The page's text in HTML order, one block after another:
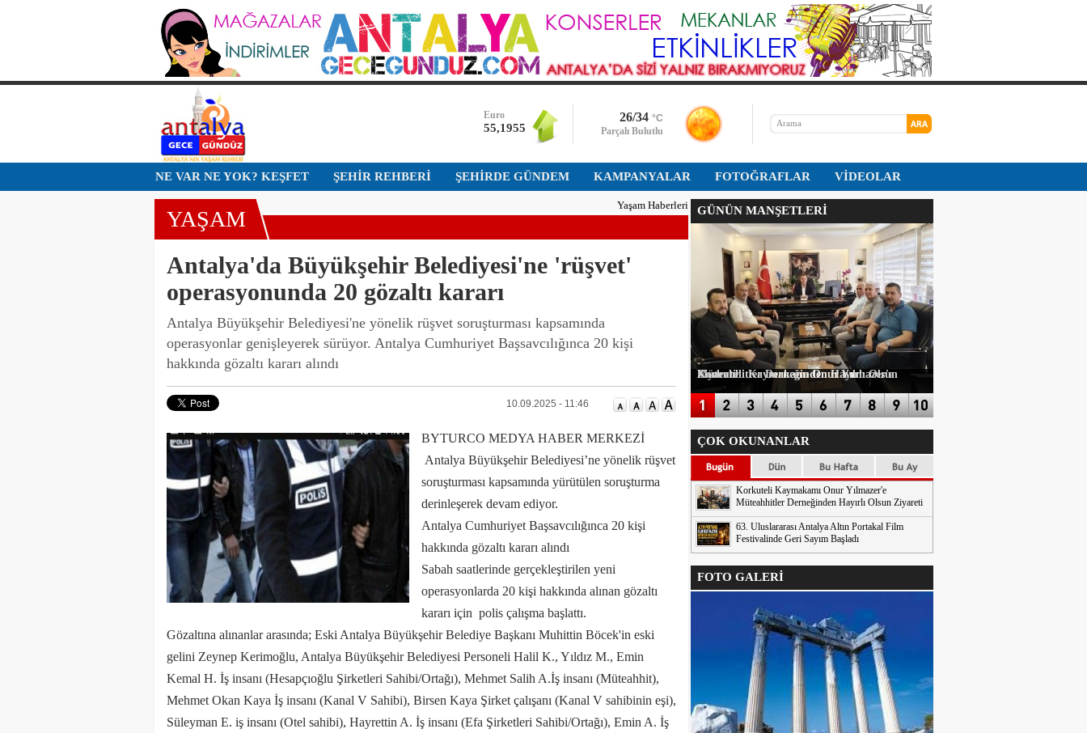
Dolar
47,7024
Euro
55,1955
Altın
6.677,601
Bist-100
13.779,390
26/34 °C
Parçalı Bulutlu
NE VAR NE YOK? KEŞFET ŞEHİR REHBERİ ŞEHİRDE GÜNDEM KAMPANYALAR FOTOĞRAFLAR VİDEOLAR
Yaşam Haberleri
YAŞAM
Antalya'da Büyükşehir Belediyesi'ne 'rüşvet'
operasyonunda 20 gözaltı kararı
Antalya Büyükşehir Belediyesi'ne yönelik rüşvet soruşturması kapsamında
operasyonlar genişleyerek sürüyor. Antalya Cumhuriyet Başsavcılığınca 20 kişi
hakkında gözaltı kararı alındı
10.09.2025 - 11:46
BYTURCO MEDYA HABER MERKEZİ
Antalya Büyükşehir Belediyesi’ne yönelik rüşvet
soruşturması kapsamında yürütülen soruşturma
derinleşerek devam ediyor.
Antalya Cumhuriyet Başsavcılığınca 20 kişi
hakkında gözaltı kararı alındı
Sabah saatlerinde gerçekleştirilen yeni
operasyonlarda 20 kişi hakkında alınan gözaltı
kararı için polis çalışma başlattı.
Gözaltına alınanlar arasında; Eski Antalya Büyükşehir Belediye Başkanı Muhittin Böcek'in eski
gelini Zeynep Kerimoğlu, Antalya Büyükşehir Belediyesi Personeli Halil K., Yıldız M., Emin
Kemal H. İş insanı (Hesapçıoğlu Şirketleri Sahibi/Ortağı), Mehmet Salih A.İş insanı (Müteahhit),
Mehmet Okan Kaya İş insanı (Kanal V Sahibi), Birsen Kaya Şirket çalışanı (Kanal V sahibinin eşi),
Süleyman E. iş insanı (Otel sahibi), Hayrettin A. İş insanı (Efa Şirketleri Sahibi/Ortağı), Emin A. İş
GÜNÜN MANŞETLERİ
Korkuteli Kaymakamı Onur Yılmazer'e Müteahhitler Derneğinden Hayırlı Olsun Ziyareti
ÇOK OKUNANLAR
Korkuteli Kaymakamı Onur Yılmazer'e
Müteahhitler Derneğinden Hayırlı Olsun Ziyareti
63. Uluslararası Antalya Altın Portakal Film
Festivalinde Geri Sayım Başladı
FOTO GALERİ